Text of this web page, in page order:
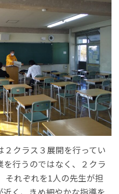
クラス３展開を行ってい
を行うのではなく、２クラ
それぞれを1人の先生が担